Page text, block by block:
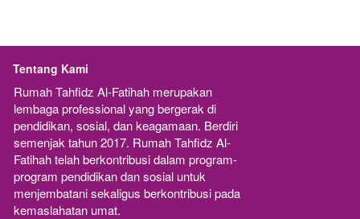
Tentang Kami
Rumah Tahfidz Al-Fatihah merupakan
lembaga professional yang bergerak di
pendidikan, sosial, dan keagamaan. Berdiri
semenjak tahun 2017. Rumah Tahfidz Al-
Fatihah telah berkontribusi dalam program-
program pendidikan dan sosial untuk
menjembatani sekaligus berkontribusi pada
kemaslahatan umat.